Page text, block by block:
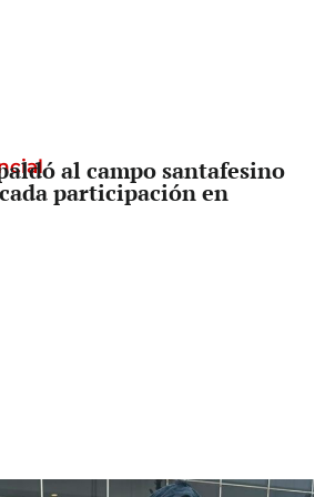
al campo santafesino
participación en